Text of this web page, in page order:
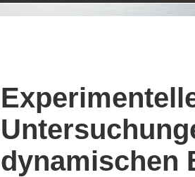
dynamischen